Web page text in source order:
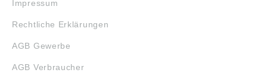
Impressum
Rechtliche Erklärungen
AGB Gewerbe
AGB Verbraucher